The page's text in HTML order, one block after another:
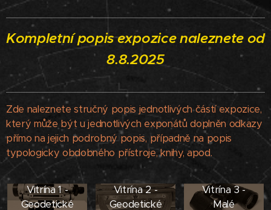
Kompletní popis expozice naleznete od
8.8.2025
Zde naleznete stručný popis jednotlivých částí expozice,
který může být u jednotlivých exponátů doplněn odkazy
přímo na jejich podrobný popis, případně na popis
typologicky obdobného přístroje, knihy, apod.
Vitrína 1 -
Geodetické
Vitrína 2 -
Geodetické
Vitrína 3 -
Malé